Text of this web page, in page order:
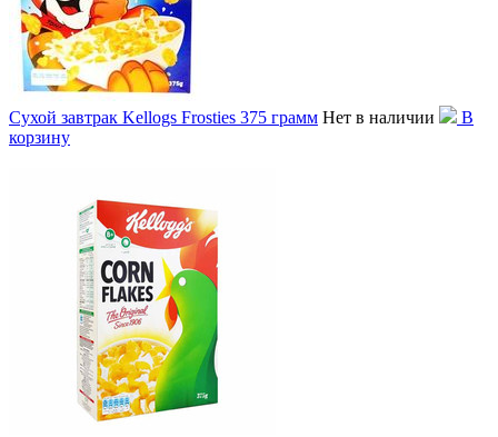
Сухой завтрак Kellogs Frosties 375 грамм Нет в наличии
В
корзину